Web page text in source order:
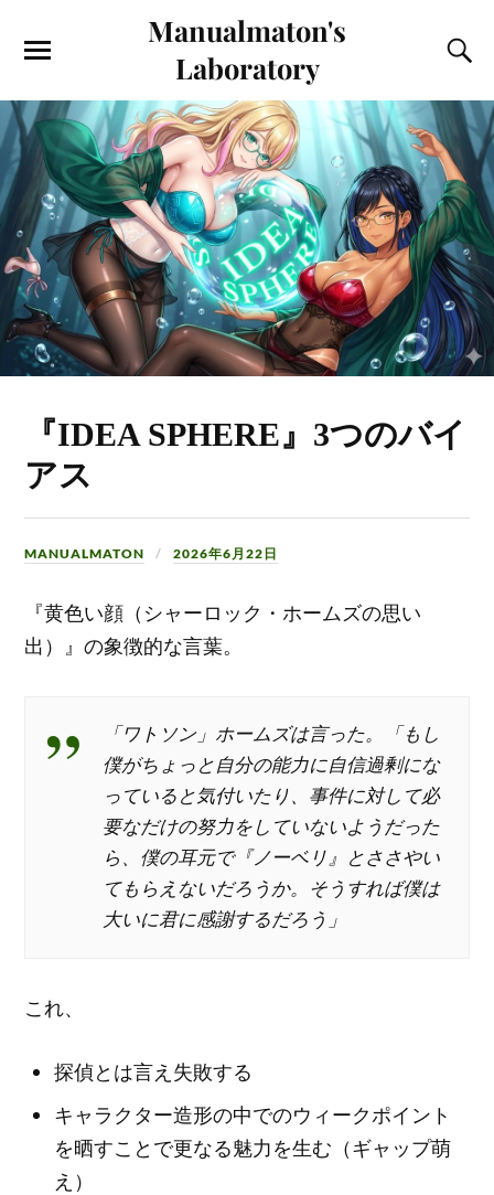
Manualmaton's
Laboratory
『IDEA SPHERE』3つのバイ
アス
MANUALMATON 2026年6月22日
『黄色い顔（シャーロック・ホームズの思い
出）』の象徴的な言葉。
「ワトソン」ホームズは言った。「もし
僕がちょっと自分の能力に自信過剰にな
っていると気付いたり、事件に対して必
要なだけの努力をしていないようだった
ら、僕の耳元で『ノーベリ』とささやい
てもらえないだろうか。そうすれば僕は
大いに君に感謝するだろう」
これ、
探偵とは言え失敗する
キャラクター造形の中でのウィークポイント
を晒すことで更なる魅力を生む（ギャップ萌
え）